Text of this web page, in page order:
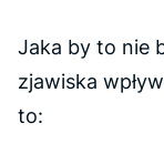
Jaka by to nie
zjawiska
to: